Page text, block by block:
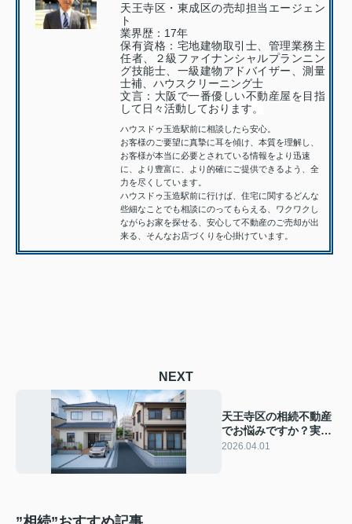
天王寺区・東成区の売却担当エージェン
ト
業界歴：17年
保有資格： 宅地建物取引士、管理業務主
任者、２級ファイナンシャルプランニン
グ技能士、一級建物アドバイザー、測量
士補、ハウスクリーニング士
文言： 大阪で一番優しい不動産屋を目指
して日々活動しております。
ハウスドゥ玉造駅前に相談したら安心。
お客様のご要望に真摯に耳を傾け、本質を理解し、
お客様が本当に必要とされている情報をより迅速
に、より豊富に、より的確にご提供できるよう、全
力を尽くしています。
ハウスドゥ玉造駅前に行けば、住宅に関するどんな
些細なことでも相談にのってもらえる、ワクワクし
ながらお家を探せる、安心して不動産のご売却が出
来る、そんなお店づくりを心掛けています。
NEXT
天王寺区の相続不動産
でお悩みですか？実家
の相談先や手続きの流
2026.04.01